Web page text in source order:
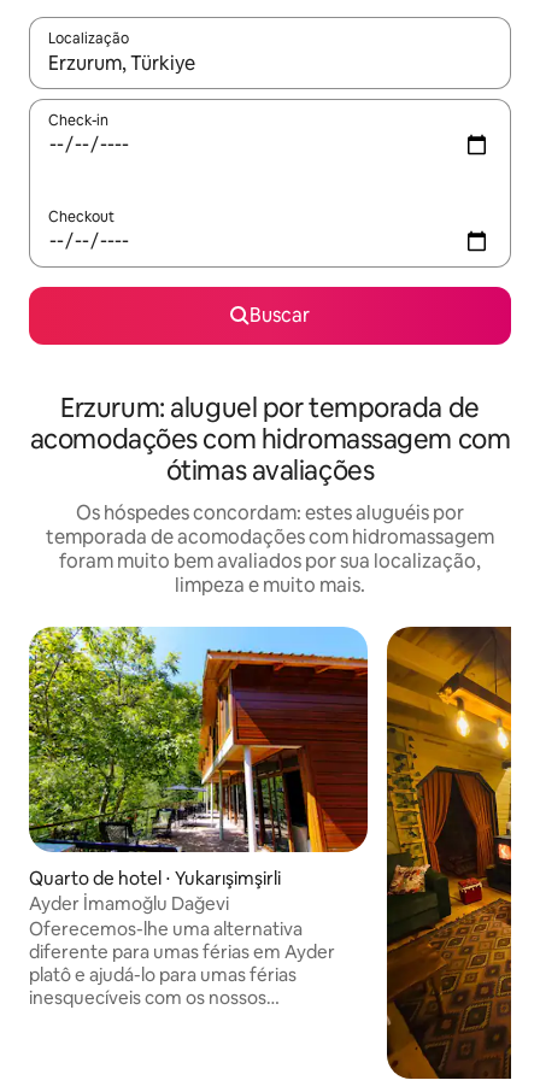
Localização
Quando os resultados estiverem disponíveis, explore-os
Check-in
Checkout
Buscar
Erzurum: aluguel por temporada de
acomodações com hidromassagem com
ótimas avaliações
Os hóspedes concordam: estes aluguéis por
temporada de acomodações com hidromassagem
foram muito bem avaliados por sua localização,
limpeza e muito mais.
Quarto de hotel ⋅ Yukarışimşirli
Ayder İmamoğlu Dağevi
Oferecemos-lhe uma alternativa
diferente para umas férias em Ayder
platô e ajudá-lo para umas férias
inesquecíveis com os nossos